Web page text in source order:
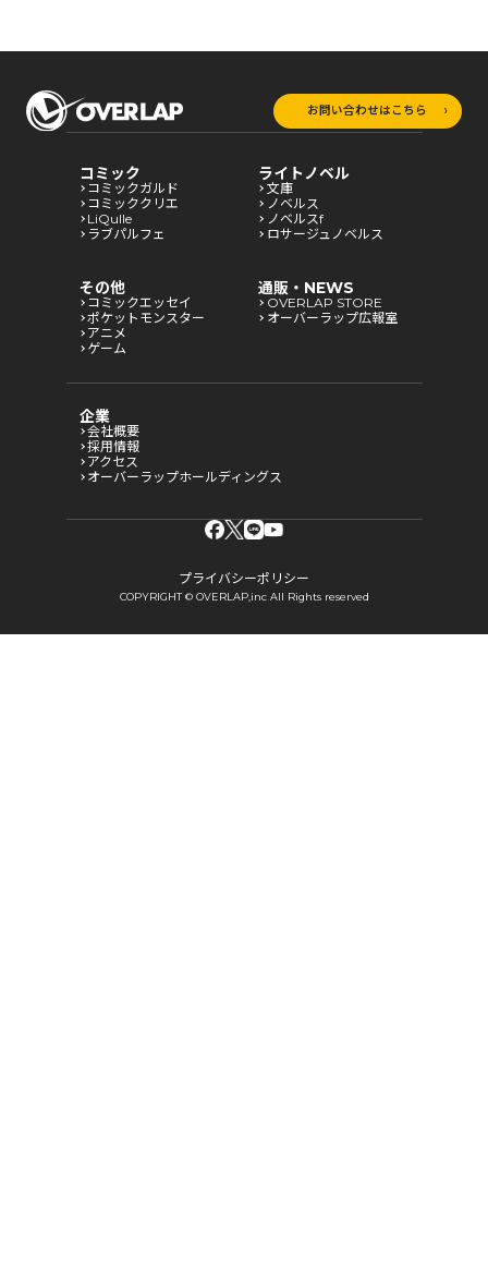
お問い合わせはこちら
コミック
コミックガルド
コミッククリエ
LiQulle
ラブパルフェ
ライトノベル
文庫
ノベルス
ノベルスf
ロサージュノベルス
その他
コミックエッセイ
ポケットモンスター
アニメ
ゲーム
通販・NEWS
OVERLAP STORE
オーバーラップ広報室
企業
会社概要
採用情報
アクセス
オーバーラップホールディングス
プライバシーポリシー
COPYRIGHT © OVERLAP,inc All Rights reserved